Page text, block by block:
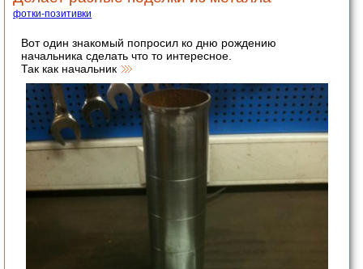
фотки-позитивки
Вот один знакомый попросил ко дню рождению
начальника сделать что то интересное.
Так как начальник